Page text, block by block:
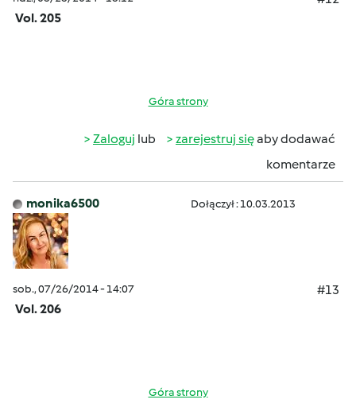
Vol. 205
Góra strony
Zaloguj lub zarejestruj sięaby dodawać
komentarze
monika6500 Dołączył : 10.03.2013
sob., 07/26/2014 - 14:07
#13
Vol. 206
Góra strony